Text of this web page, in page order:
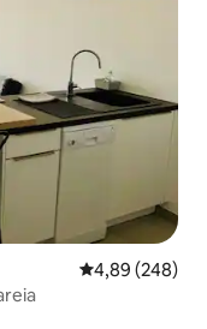
4,89 de uma
4,89 (248)